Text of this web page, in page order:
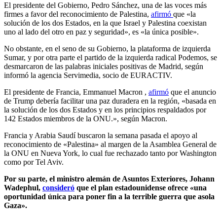
El presidente del Gobierno, Pedro Sánchez, una de las voces más
firmes a favor del reconocimiento de Palestina, afirmó que «la
solución de los dos Estados, en la que Israel y Palestina coexistan
uno al lado del otro en paz y seguridad», es «la única posible».
No obstante, en el seno de su Gobierno, la plataforma de izquierda
Sumar, y por otra parte el partido de la izquierda radical Podemos, se
desmarcaron de las palabras iniciales positivas de Madrid, según
informó la agencia Servimedia, socio de EURACTIV.
El presidente de Francia, Emmanuel Macron , afirmó que el anuncio
de Trump debería facilitaruna paz duradera en la región, «basada en
la solución de los dos Estados y en los principios respaldados por
142 Estados miembros de la ONU.», según Macron.
Francia y Arabia Saudí buscaron la semana pasada el apoyo al
reconocimiento de «Palestina» al margen de la Asamblea General de
la ONU en Nueva York, lo cual fue rechazado tanto por Washington
como por Tel Aviv.
Por su parte, el ministro alemán de Asuntos Exteriores, Johann
Wadephul, consideró que el plan estadounidense ofrece «una
oportunidad única para poner fin a la terrible guerra que asola
Gaza».